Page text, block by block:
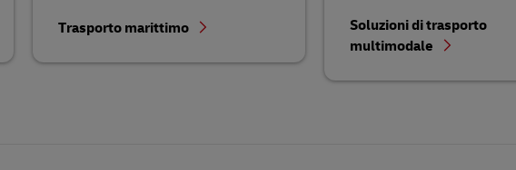
Trasporto marittimo
Soluzioni di trasporto
multimodale